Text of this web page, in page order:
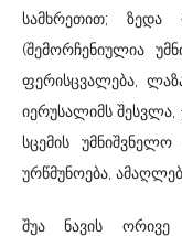
სამხრეთით; ზედა
(შემორჩენიულია
ფერისცვალება,
იერუსალიმს შესვლა,
სცემის
ურწმუნოება,
შუა ნავის ორივე